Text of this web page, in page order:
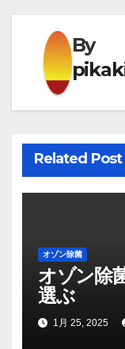
ゲ
ー
シ
ョ
ン
By
Related Post
オゾン除菌
オゾン除
選ぶ
1月 25, 2025